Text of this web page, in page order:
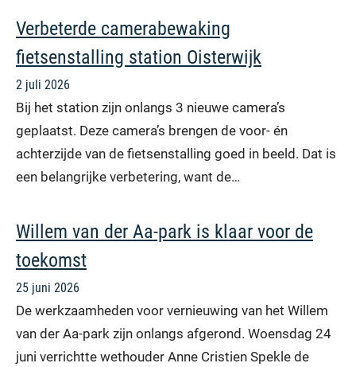
Verbeterde camerabewaking
fietsenstalling station Oisterwijk
2 juli 2026
Bij het station zijn onlangs 3 nieuwe camera’s
geplaatst. Deze camera’s brengen de voor- én
achterzijde van de fietsenstalling goed in beeld. Dat is
een belangrijke verbetering, want de…
Willem van der Aa-park is klaar voor de
toekomst
25 juni 2026
De werkzaamheden voor vernieuwing van het Willem
van der Aa-park zijn onlangs afgerond. Woensdag 24
juni verrichtte wethouder Anne Cristien Spekle de